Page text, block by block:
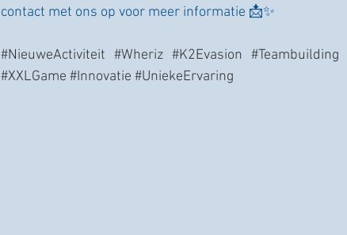
contact met ons op voor meer informatie 📩✨
#NieuweActiviteit #Wheriz #K2Evasion #Teambuilding
#XXLGame #Innovatie #UniekeErvaring